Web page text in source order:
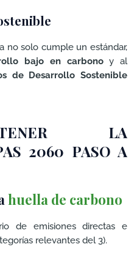
no solo cumple un estándar,
bajo en carbonoy al
de Desarrollo Sostenible
LA
2060 PASO A
huella de carbono
de emisiones directas e
relevantes del 3).